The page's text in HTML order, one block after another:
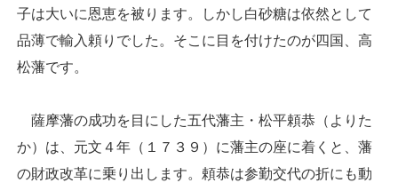
子は大いに恩恵を被ります。しかし白砂糖は依然として
品薄で輸入頼りでした。そこに目を付けたのが四国、高
松藩です。
薩摩藩の成功を目にした五代藩主・松平頼恭（よりた
か）は、元文４年（１７３９）に藩主の座に着くと、藩
の財政改革に乗り出します。頼恭は参勤交代の折にも動